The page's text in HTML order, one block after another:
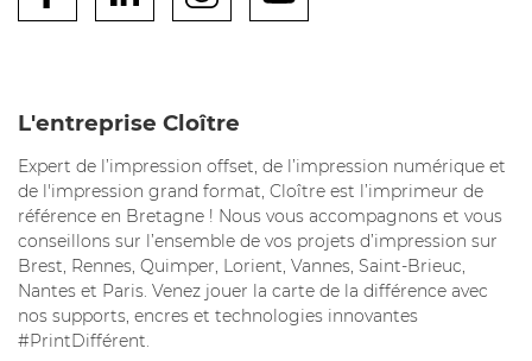
L'entreprise Cloître
Expert de l’impression offset, de l’impression numérique et
de l'impression grand format, Cloître est l’imprimeur de
référence en Bretagne ! Nous vous accompagnons et vous
conseillons sur l’ensemble de vos projets d’impression sur
Brest, Rennes, Quimper, Lorient, Vannes, Saint-Brieuc,
Nantes et Paris. Venez jouer la carte de la différence avec
nos supports, encres et technologies innovantes
#PrintDifférent.